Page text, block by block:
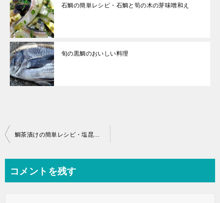
石鯛の簡単レシピ・石鯛と筍の木の芽味噌和え
旬の黒鯛のおいしい料理
投
ビ
鯛茶漬けの簡単レシピ・塩昆布を使った鯛の昆布茶漬け
コメントを残す